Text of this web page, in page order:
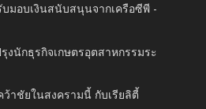
มอบเงินสนับสนุนจากเครือซีพี -
งนักธุรกิจเกษตรอุตสาหกรรมระ
าชัยในสงครามนี้ กับเรียลิตี้